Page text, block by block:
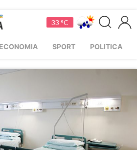
33 °C
ECONOMIA SPORT POLITICA